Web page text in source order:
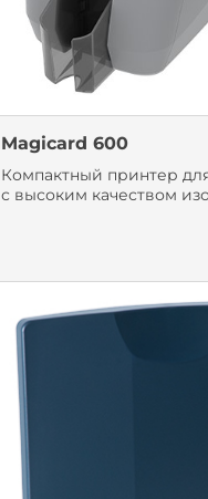
Magicard 600
Компактный принтер
с высоким качеством